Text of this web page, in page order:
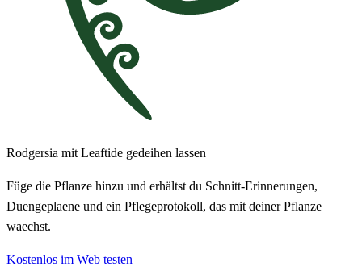
Rodgersia mit Leaftide gedeihen lassen
Füge die Pflanze hinzu und erhältst du Schnitt-Erinnerungen,
Duengeplaene und ein Pflegeprotokoll, das mit deiner Pflanze
waechst.
Kostenlos im Web testen